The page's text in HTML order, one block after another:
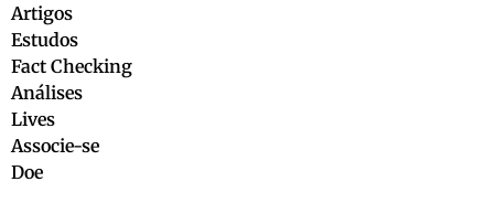
Artigos
Estudos
Fact Checking
Análises
Lives
Associe-se
Doe